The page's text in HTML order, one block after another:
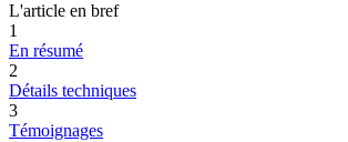
L'article en bref
1
En résumé
2
Détails techniques
3
Témoignages